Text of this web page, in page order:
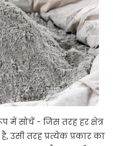
में सोचें - जिस तरह हर क्षेत्र
उसी तरह प्रत्येक प्रकार का